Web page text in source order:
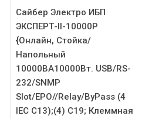
Сайбер Электро ИБП
ЭКСПЕРТ-II-10000P
{Онлайн, Стойка/
Напольный
10000ВА10000Вт. USB/RS-
232/SNMP
Slot/EPO//Relay/ByPass (4
IEC С13);(4) C19; Клеммная